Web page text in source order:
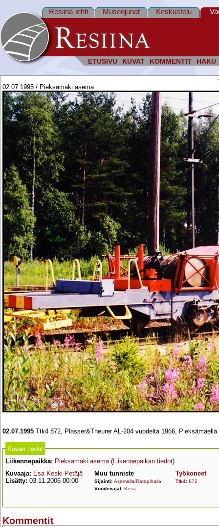
ETUSIVU KUVAT KOMMENTIT HAKU
Resiina-lehti Museojunat Keskustelu
02.07.1995 / Pieksämäki asema
02.07.1995 Ttk4 872, Plasser&Theurer AL-204 vuodelta 1966,
Kuvan tiedot
Liikennepaikka: Pieksämäki asema(Liikennepaikan tiedot)
Kuvaaja: Esa Keski-Petäjä
Lisätty: 03.11.2006 00:00
Muu tunniste
Sijainti: Asemalla/Ratapihalla
Vuodenajat: Kesä
Työkoneet
Ttk4: 872
Kommentit